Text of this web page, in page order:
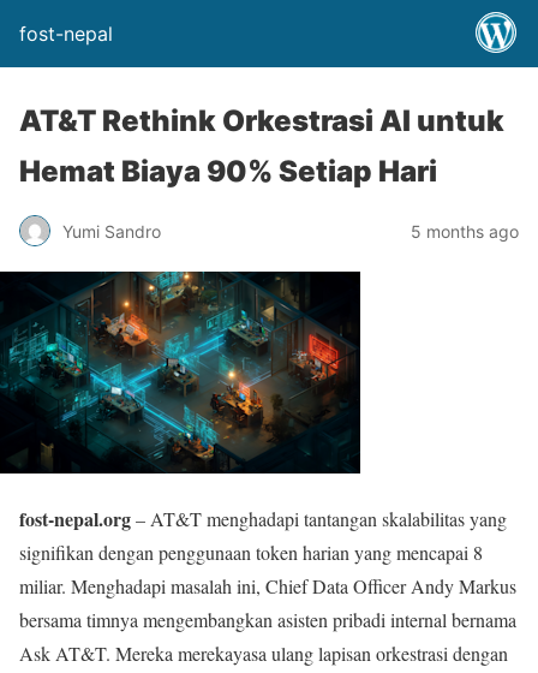
fost-nepal
AT&T Rethink Orkestrasi AI untuk
Hemat Biaya 90% Setiap Hari
Yumi Sandro 5 months ago
fost-nepal.org– AT&T menghadapi tantangan skalabilitas yang
signifikan dengan penggunaan token harian yang mencapai 8
miliar. Menghadapi masalah ini, Chief Data Officer Andy Markus
bersama timnya mengembangkan asisten pribadi internal bernama
Ask AT&T. Mereka merekayasa ulang lapisan orkestrasi dengan